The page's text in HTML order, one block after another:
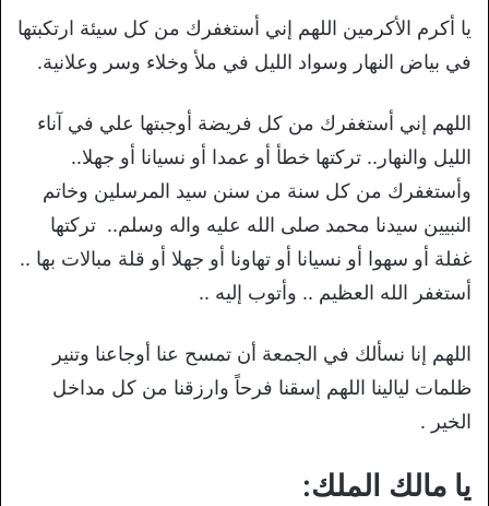
ﻳﺎ ﺃﻛﺮﻡ ﺍﻷﻛﺮﻣﻴﻦ ﺍﻟﻠﻬﻢ ﺇﻧﻲ ﺃﺳﺘﻐﻔﺮﻙ ﻣﻦ ﻛﻞ ﺳﻴﺌﺔ ﺍﺭﺗﻜﺒﺘﻬﺎ
ﻓﻲ ﺑﻴﺎﺽ ﺍﻟﻨﻬﺎﺭ ﻭﺳﻮﺍﺩ ﺍﻟﻠﻴﻞ ﻓﻲ ﻣﻸ ﻭﺧﻼﺀ ﻭﺳﺮ ﻭﻋﻼﻧﻴﺔ.
ﺍﻟﻠﻬﻢ ﺇﻧﻲ ﺃﺳﺘﻐﻔﺮﻙ ﻣﻦ ﻛﻞ ﻓﺮﻳﻀﺔ ﺃﻭﺟﺒﺘﻬﺎ ﻋﻠﻲ ﻓﻲ ﺁﻧﺎﺀ
ﺍﻟﻠﻴﻞ ﻭﺍﻟﻨﻬﺎﺭ.. ﺗﺮﻛﺘﻬﺎ ﺧﻄﺄ ﺃﻭ ﻋﻤﺪﺍ ﺃﻭ ﻧﺴﻴﺎﻧﺎ ﺃﻭ ﺟﻬﻼ..
ﻭﺃﺳﺘﻐﻔﺮﻙ ﻣﻦ ﻛﻞ ﺳﻨﺔ ﻣﻦ ﺳﻨﻦ ﺳﻴﺪ ﺍﻟﻤﺮﺳﻠﻴﻦ ﻭﺧﺎﺗﻢ
ﺍﻟﻨﺒﻴﻴﻦ ﺳﻴﺪﻧﺎ ﻣﺤﻤﺪ ﺻﻠﻰ ﺍﻟﻠﻪ ﻋﻠﻴﻪ ﻭﺍﻟﻪ ﻭﺳﻠﻢ.. ﺗﺮﻛﺘﻬﺎ
ﻏﻔﻠﺔ ﺃﻭ ﺳﻬﻮﺍ ﺃﻭ ﻧﺴﻴﺎﻧﺎ ﺃﻭ ﺗﻬﺎﻭﻧﺎ ﺃﻭ ﺟﻬﻼ ﺃﻭ ﻗﻠﺔ ﻣﺒﺎﻻت ﺑﻬﺎ ..
ﺃﺳﺘﻐﻔﺮ ﺍﻟﻠﻪ ﺍﻟﻌﻈﻴﻢ .. ﻭﺃﺗﻮﺏ ﺇﻟﻴﻪ ..
اللهم إنا نسألك في الجمعة أن تمسح عنا أوجاعنا وتنير
ظلمات ليالينا اللهم إسقنا فرحاً وارزقنا من كل مداخل
الخير .
يا مالك الملك: